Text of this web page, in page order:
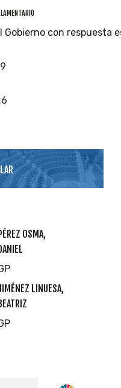
Gobierno con respuesta
OSMA,
LINUESA,